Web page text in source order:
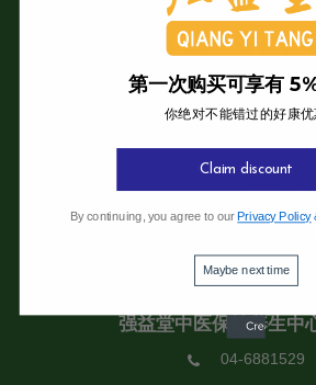
强益堂全息中医诊
强益堂全息中医诊所(
04-2832108
11600 Pulau
09:30 AM - 6:00
强益堂中医保健养生中
04-6881529
第一次购买可享有
你绝对不能错过的好康优
Claim discount
By continuing, you agree to our Privacy Policy
Maybe next time